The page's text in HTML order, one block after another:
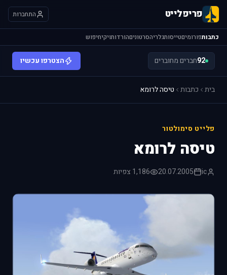
פריפלייט התחברות
כתבותפורומיםטייסותגלריהסרטוניםהורדותויקיחיפוש
92חברים מחוברים הצטרפו עכשיו
בית כתבות טיסה לרומא
פלייט סימולטור
טיסה לרומא
ic
20.07.2005 1,186 צפיות